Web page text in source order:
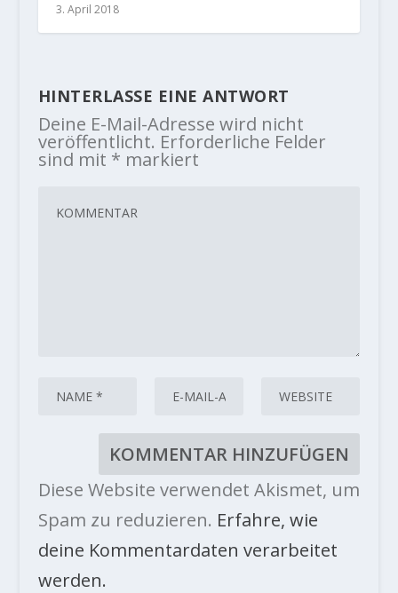
3. April 2018
HINTERLASSE EINE ANTWORT
Deine E-Mail-Adresse wird nicht
veröffentlicht. Erforderliche Felder
sind mit * markiert
Diese Website verwendet Akismet, um
Spam zu reduzieren. Erfahre, wie
deine Kommentardaten verarbeitet
werden.